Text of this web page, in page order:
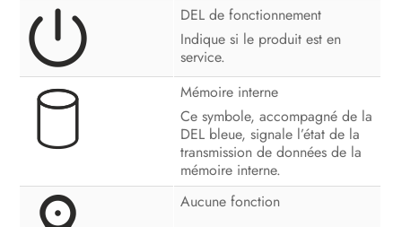
DEL de fonctionnement
Indique si le produit est en
service.
Mémoire interne
Ce symbole, accompagné de la
DEL bleue, signale l’état de la
transmission de données de la
mémoire interne.
Aucune fonction
Informations sur le respect des
spécifications